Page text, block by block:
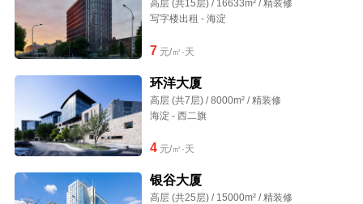
高层 (共15层) / 16633m² / 精装修
写字楼出租 - 海淀
7 元/㎡·天
环洋大厦
高层 (共7层) / 8000m² / 精装修
海淀 - 西二旗
4元/㎡·天
银谷大厦
高层 (共25层) / 15000m² / 精装修